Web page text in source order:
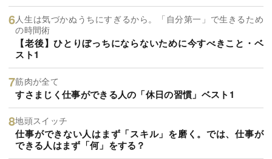
人生は気づかぬうちにすぎるから。「自分第一」で生きるため
の時間術
【老後】ひとりぼっちにならないために今すべきこと・ベ
スト1
筋肉が全て
すさまじく仕事ができる人の「休日の習慣」ベスト1
地頭スイッチ
仕事ができない人はまず「スキル」を磨く。では、仕事が
できる人はまず「何」をする？